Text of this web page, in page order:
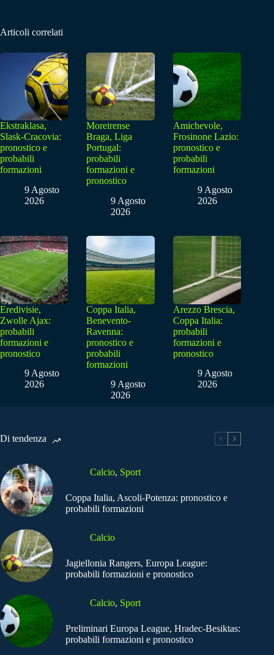
Articoli correlati
Ekstraklasa,
Slask-Cracovia:
pronostico e
probabili
formazioni
9 Agosto
2026
Moreirense
Braga, Liga
Portugal:
probabili
formazioni e
pronostico
9 Agosto
2026
Amichevole,
Frosinone Lazio:
pronostico e
probabili
formazioni
9 Agosto
2026
Eredivisie,
Zwolle Ajax:
probabili
formazioni e
pronostico
9 Agosto
2026
Coppa Italia,
Benevento-
Ravenna:
pronostico e
probabili
formazioni
9 Agosto
2026
Arezzo Brescia,
Coppa Italia:
probabili
formazioni e
pronostico
9 Agosto
2026
Di tendenza
Calcio, Sport
Coppa Italia, Ascoli-Potenza: pronostico e
probabili formazioni
Calcio
Jagiellonia Rangers, Europa League:
probabili formazioni e pronostico
Calcio, Sport
Preliminari Europa League, Hradec-Besiktas:
probabili formazioni e pronostico